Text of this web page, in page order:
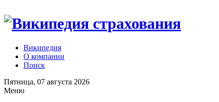
Википедия
О компании
Поиск
Пятница, 07 августа 2026
Меню